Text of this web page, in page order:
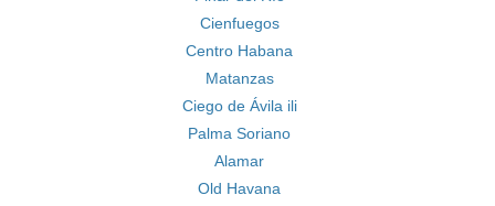
Cienfuegos
Centro Habana
Matanzas
Ciego de Ávila ili
Palma Soriano
Alamar
Old Havana